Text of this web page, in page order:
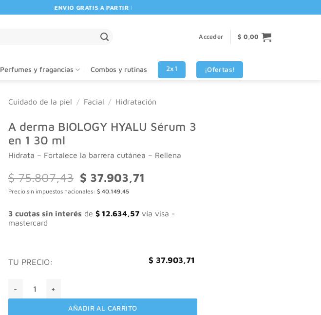
ENVIO GRATIS A PARTIR DE $80.000! 🚚 | 💳 3 CUOTAS SIN INTERES VISA - MASTERCARD
Acceder $ 0,00
Perfumes y fragancias Combos y rutinas 2x1 ¡Ofertas!
Cuidado de la piel / Facial / Hidratación
A derma BIOLOGY HYALU Sérum 3
en 1 30 ml
Hidrata – Fortalece la barrera cutánea – Rellena
$75.807,43 El
precio
original
$ 75.807,43.
$ 37.903,71
$ 37.903,71.
Precio sin impuestos nacionales: $ 40.149,45
3 cuotas sin interés de $ 12.634,57 vía visa -
mastercard
TU PRECIO: $ 37.903,71
AÑADIR AL CARRITO